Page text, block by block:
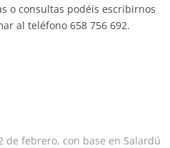
o consultas podéis escribirnos
al teléfono 658 756 692.
de febrero, con base en Salardú